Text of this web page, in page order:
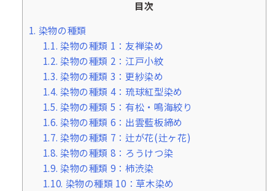
目次
1. 染物の種類
1.1. 染物の種類 1：友禅染め
1.2. 染物の種類 2：江戸小紋
1.3. 染物の種類 3：更紗染め
1.4. 染物の種類 4：琉球紅型染め
1.5. 染物の種類 5：有松・鳴海絞り
1.6. 染物の種類 6：出雲藍板締め
1.7. 染物の種類 7：辻が花(辻ヶ花)
1.8. 染物の種類 8：ろうけつ染
1.9. 染物の種類 9：柿渋染
1.10. 染物の種類 10：草木染め